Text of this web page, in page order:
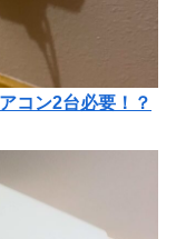
コン2台必要！？